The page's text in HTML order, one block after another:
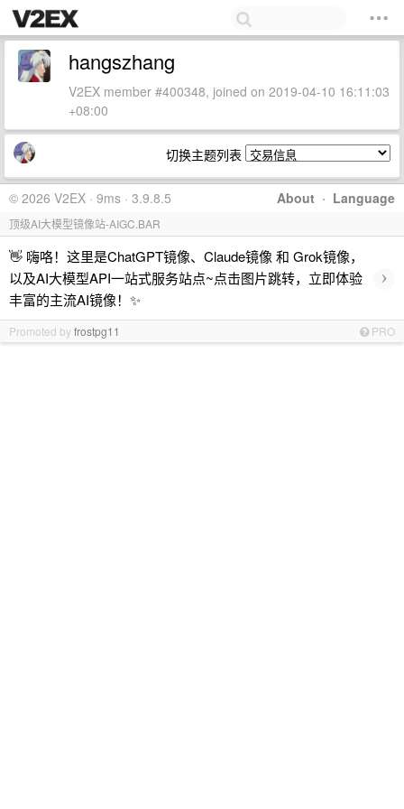
hangszhang
V2EX member #400348, joined on 2019-04-10 16:11:03
+08:00
切换主题列表
About · Language
© 2026 V2EX · 9ms · 3.9.8.5
顶级AI大模型镜像站-AIGC.BAR
👋 嗨咯！这里是ChatGPT镜像、Claude镜像 和 Grok镜像，
以及AI大模型API一站式服务站点~点击图片跳转，立即体验
丰富的主流AI镜像！✨
›
Promoted byfrostpg11 PRO